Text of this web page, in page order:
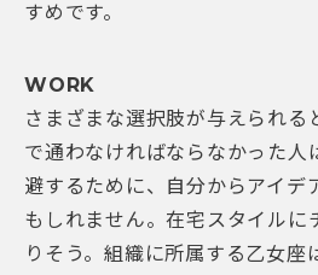
すめです。
WORK
さまざまな選択肢が与えられる
で通わなければならなかった人
避するために、自分からアイデ
もしれません。在宅スタイルに
りそう。組織に所属する乙女座